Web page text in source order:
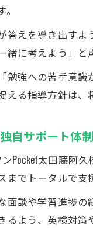
答えを導き出す
緒に考えよう」
勉強への苦手意
える指導方針は、
自サポート体
ンPocket太田藤
でトータルで支
面談や学習進捗の
るよう、英検対